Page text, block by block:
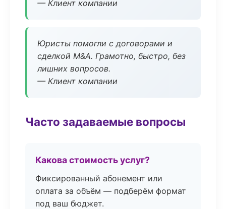
— Клиент компании
Юристы помогли с договорами и
сделкой M&A. Грамотно, быстро, без
лишних вопросов.
— Клиент компании
Часто задаваемые вопросы
Какова стоимость услуг?
Фиксированный абонемент или
оплата за объём — подберём формат
под ваш бюджет.